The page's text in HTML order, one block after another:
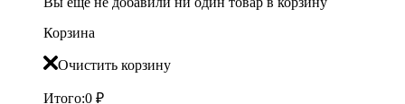
Корзина
Очистить корзину
Итого:0 ₽